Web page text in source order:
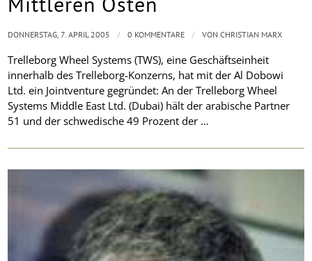
Trelleborg Wheel Systems (TWS), eine Geschäftseinheit
innerhalb des Trelleborg-Konzerns, hat mit der Al Dobowi
Ltd. ein Jointventure gegründet: An der Trelleborg Wheel
Systems Middle East Ltd. (Dubai) hält der arabische Partner
51 und der schwedische 49 Prozent der …
DONNERSTAG, 7. APRIL 2005 / 0 KOMMENTARE / VONCHRISTIAN MARX